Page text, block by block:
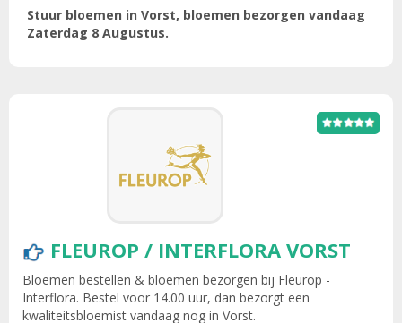
Stuur bloemen in Vorst, bloemen bezorgen vandaag
Zaterdag 8 Augustus.
FLEUROP / INTERFLORA VORST
Bloemen bestellen & bloemen bezorgen bij Fleurop -
Interflora. Bestel voor 14.00 uur, dan bezorgt een
kwaliteitsbloemist vandaag nog in Vorst.